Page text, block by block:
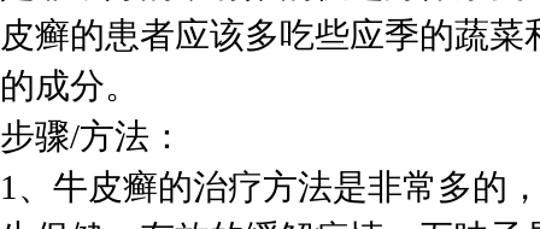
皮癣的患者应该多吃些应季的蔬
的成分。
步骤/方法：
1、牛皮癣的治疗方法是非常多的